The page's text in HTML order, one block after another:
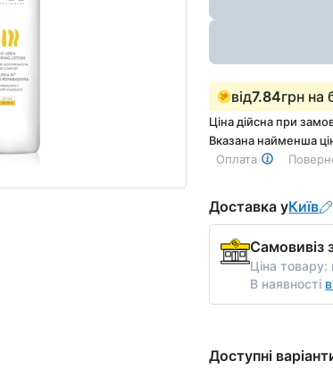
від7.84грн на
Ціна дійсна при
Вказана найменша
Оплата
Доставка уКиїв
Самовивіз
Ціна товару:
В наявності
Доступні